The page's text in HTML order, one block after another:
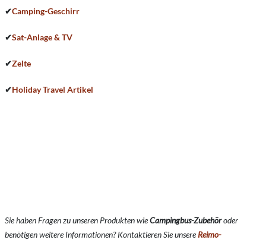
✔Camping-Geschirr
✔Sat-Anlage & TV
✔Zelte
✔Holiday Travel Artikel
Sie haben Fragen zu unseren Produkten wieCampingbus-Zubehöroder
benötigen weitere Informationen? Kontaktieren Sie unsereReimo-